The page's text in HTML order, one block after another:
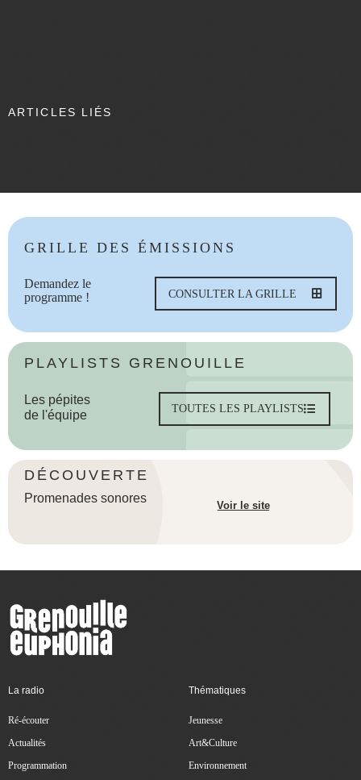
ARTICLES LIÉS
GRILLE DES ÉMISSIONS
Demandez le
programme !
CONSULTER LA GRILLE
PLAYLISTS GRENOUILLE
Les pépites
de l'équipe
TOUTES LES PLAYLISTS
DÉCOUVERTE
Promenades sonores
Voir le site
La radio
Ré-écouter
Actualités
Programmation
Thématiques
Jeunesse
Art&Culture
Environnement